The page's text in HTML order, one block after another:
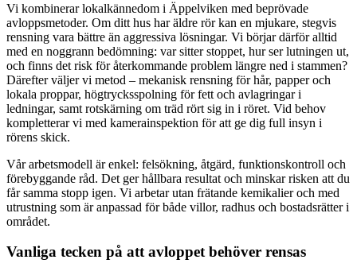
Vi kombinerar lokalkännedom i Äppelviken med beprövade
avloppsmetoder. Om ditt hus har äldre rör kan en mjukare, stegvis
rensning vara bättre än aggressiva lösningar. Vi börjar därför alltid
med en noggrann bedömning: var sitter stoppet, hur ser lutningen ut,
och finns det risk för återkommande problem längre ned i stammen?
Därefter väljer vi metod – mekanisk rensning för hår, papper och
lokala proppar, högtrycksspolning för fett och avlagringar i
ledningar, samt rotskärning om träd rört sig in i röret. Vid behov
kompletterar vi med kamerainspektion för att ge dig full insyn i
rörens skick.
Vår arbetsmodell är enkel: felsökning, åtgärd, funktionskontroll och
förebyggande råd. Det ger hållbara resultat och minskar risken att du
får samma stopp igen. Vi arbetar utan frätande kemikalier och med
utrustning som är anpassad för både villor, radhus och bostadsrätter i
området.
Vanliga tecken på att avloppet behöver rensas